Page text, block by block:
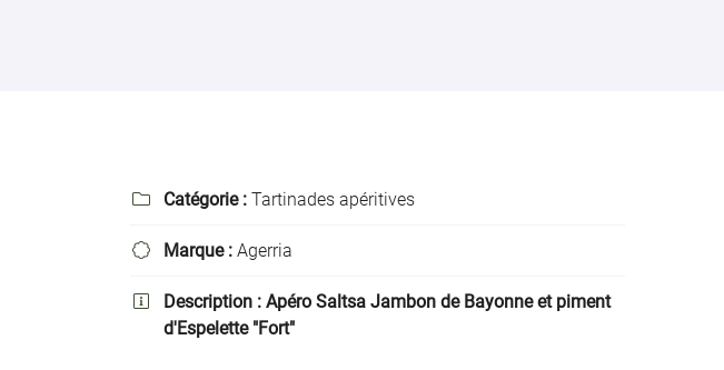
Recopier le code ci-contre
Rafraîchir le captcha
En cochant cette case, vous consentez à recevoir nos propositions commerciales à
l'adresse email indiqué ci-dessus. Vous pouvez vous désinscrire à tout moment en
le formulaire de désinscription
 Catégorie : Tartinades apéritives
 Marque : Agerria
 Description : Apéro Saltsa Jambon de Bayonne et piment
d'Espelette "Fort"